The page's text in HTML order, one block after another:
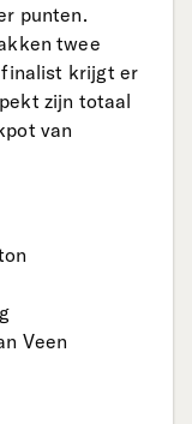
punten.
twee
finalist krijgt er
zijn totaal
van
Veen